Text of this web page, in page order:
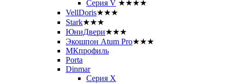
Серия V ★★★★
VellDoris★★★
Stark★★★
ЮниДвери★★★
Экошпон Atum Pro★★★
МКпрофиль
Porta
Dinmar
Серия X